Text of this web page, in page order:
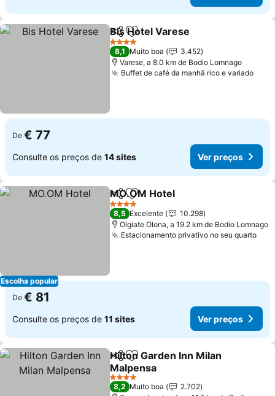
PartilharAdicionar aos favoritos
Bis Hotel Varese
4 Estrelas
8,1 Muito boa
3.452
Varese, a 8.0 km de Bodio Lomnago
Buffet de café da manhã rico e variadoVer
De € 77
Consulte os preços de 14 sites Ver preços
Escolha popular
PartilharAdicionar aos favoritos
MO.OM Hotel
4 Estrelas
8,5 Excelente
10.298
Olgiate Olona, a 19.2 km de Bodio Lomnago
Estacionamento privativo no seu quartoVer
De € 81
Consulte os preços de 11 sites Ver preços
PartilharAdicionar aos favoritos
Hilton Garden Inn Milan
Malpensa
Ver preços
4 Estrelas
8,2 Muito boa
2.702